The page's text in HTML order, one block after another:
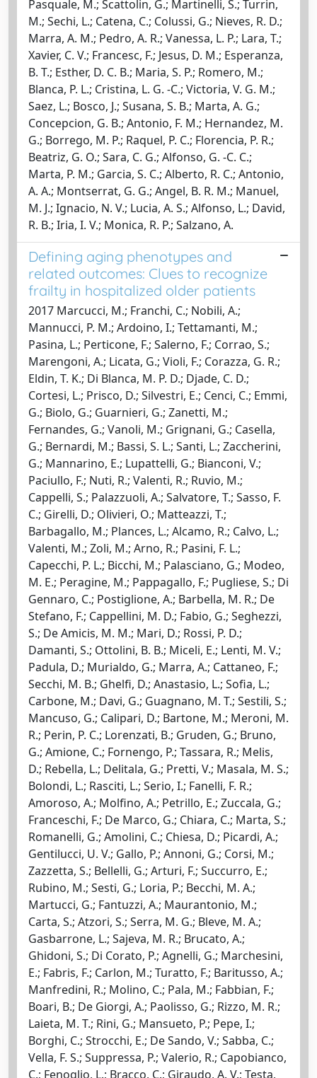
Pasquale, M.; Scattolin, G.; Martinelli, S.; Turrin,
M.; Sechi, L.; Catena, C.; Colussi, G.; Nieves, R. D.;
Marra, A. M.; Pedro, A. R.; Vanessa, L. P.; Lara, T.;
Xavier, C. V.; Francesc, F.; Jesus, D. M.; Esperanza,
B. T.; Esther, D. C. B.; Maria, S. P.; Romero, M.;
Blanca, P. L.; Cristina, L. G. -C.; Victoria, V. G. M.;
Saez, L.; Bosco, J.; Susana, S. B.; Marta, A. G.;
Concepcion, G. B.; Antonio, F. M.; Hernandez, M.
G.; Borrego, M. P.; Raquel, P. C.; Florencia, P. R.;
Beatriz, G. O.; Sara, C. G.; Alfonso, G. -C. C.;
Marta, P. M.; Garcia, S. C.; Alberto, R. C.; Antonio,
A. A.; Montserrat, G. G.; Angel, B. R. M.; Manuel,
M. J.; Ignacio, N. V.; Lucia, A. S.; Alfonso, L.; David,
R. B.; Iria, I. V.; Monica, R. P.; Salzano, A.
Defining aging phenotypes and
related outcomes: Clues to recognize
frailty in hospitalized older patients
2017 Marcucci, M.; Franchi, C.; Nobili, A.;
Mannucci, P. M.; Ardoino, I.; Tettamanti, M.;
Pasina, L.; Perticone, F.; Salerno, F.; Corrao, S.;
Marengoni, A.; Licata, G.; Violi, F.; Corazza, G. R.;
Eldin, T. K.; Di Blanca, M. P. D.; Djade, C. D.;
Cortesi, L.; Prisco, D.; Silvestri, E.; Cenci, C.; Emmi,
G.; Biolo, G.; Guarnieri, G.; Zanetti, M.;
Fernandes, G.; Vanoli, M.; Grignani, G.; Casella,
G.; Bernardi, M.; Bassi, S. L.; Santi, L.; Zaccherini,
G.; Mannarino, E.; Lupattelli, G.; Bianconi, V.;
Paciullo, F.; Nuti, R.; Valenti, R.; Ruvio, M.;
Cappelli, S.; Palazzuoli, A.; Salvatore, T.; Sasso, F.
C.; Girelli, D.; Olivieri, O.; Matteazzi, T.;
Barbagallo, M.; Plances, L.; Alcamo, R.; Calvo, L.;
Valenti, M.; Zoli, M.; Arno, R.; Pasini, F. L.;
Capecchi, P. L.; Bicchi, M.; Palasciano, G.; Modeo,
M. E.; Peragine, M.; Pappagallo, F.; Pugliese, S.; Di
Gennaro, C.; Postiglione, A.; Barbella, M. R.; De
Stefano, F.; Cappellini, M. D.; Fabio, G.; Seghezzi,
S.; De Amicis, M. M.; Mari, D.; Rossi, P. D.;
Damanti, S.; Ottolini, B. B.; Miceli, E.; Lenti, M. V.;
Padula, D.; Murialdo, G.; Marra, A.; Cattaneo, F.;
Secchi, M. B.; Ghelfi, D.; Anastasio, L.; Sofia, L.;
Carbone, M.; Davi, G.; Guagnano, M. T.; Sestili, S.;
Mancuso, G.; Calipari, D.; Bartone, M.; Meroni, M.
R.; Perin, P. C.; Lorenzati, B.; Gruden, G.; Bruno,
G.; Amione, C.; Fornengo, P.; Tassara, R.; Melis,
D.; Rebella, L.; Delitala, G.; Pretti, V.; Masala, M. S.;
Bolondi, L.; Rasciti, L.; Serio, I.; Fanelli, F. R.;
Amoroso, A.; Molfino, A.; Petrillo, E.; Zuccala, G.;
Franceschi, F.; De Marco, G.; Chiara, C.; Marta, S.;
Romanelli, G.; Amolini, C.; Chiesa, D.; Picardi, A.;
Gentilucci, U. V.; Gallo, P.; Annoni, G.; Corsi, M.;
Zazzetta, S.; Bellelli, G.; Arturi, F.; Succurro, E.;
Rubino, M.; Sesti, G.; Loria, P.; Becchi, M. A.;
Martucci, G.; Fantuzzi, A.; Maurantonio, M.;
Carta, S.; Atzori, S.; Serra, M. G.; Bleve, M. A.;
Gasbarrone, L.; Sajeva, M. R.; Brucato, A.;
Ghidoni, S.; Di Corato, P.; Agnelli, G.; Marchesini,
E.; Fabris, F.; Carlon, M.; Turatto, F.; Baritusso, A.;
Manfredini, R.; Molino, C.; Pala, M.; Fabbian, F.;
Boari, B.; De Giorgi, A.; Paolisso, G.; Rizzo, M. R.;
Laieta, M. T.; Rini, G.; Mansueto, P.; Pepe, I.;
Borghi, C.; Strocchi, E.; De Sando, V.; Sabba, C.;
Vella, F. S.; Suppressa, P.; Valerio, R.; Capobianco,
C.; Fenoglio, L.; Bracco, C.; Giraudo, A. V.; Testa,